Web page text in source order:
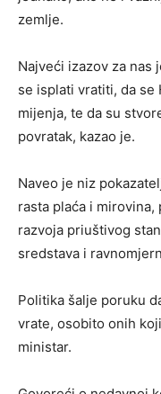
zemlje.
Najveći izazov za nas
se isplati vratiti, da se
mijenja, te da su
povratak, kazao je.
Naveo je niz
rasta plaća i
razvoja priuštivog
sredstava i
Politika šalje poruku
vrate, osobito onih
ministar.